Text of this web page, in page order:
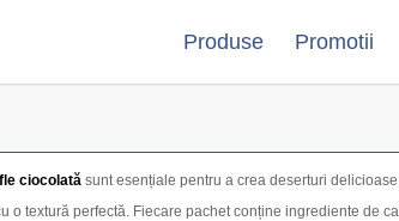
Produse Promotii
ciocolatăsunt esențiale pentru a crea deserturi
o textură perfectă. Fiecare pachet conține ingrediente de